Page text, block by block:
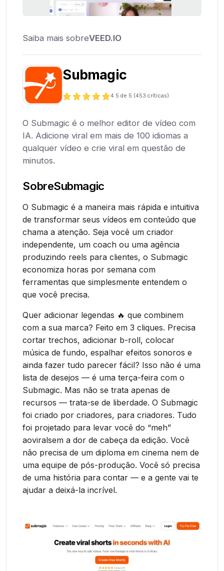
Saiba mais sobreVEED.IO
Submagic
4.5 de 5 (453 críticas)
O Submagic é o melhor editor de vídeo com
IA. Adicione viral em mais de 100 idiomas a
qualquer vídeo e crie viral em questão de
minutos.
SobreSubmagic
O Submagic é a maneira mais rápida e intuitiva
de transformar seus vídeos em conteúdo que
chama a atenção. Seja você um criador
independente, um coach ou uma agência
produzindo reels para clientes, o Submagic
economiza horas por semana com
ferramentas que simplesmente entendem o
que você precisa.
Quer adicionar legendas 🔥 que combinem
com a sua marca? Feito em 3 cliques. Precisa
cortar trechos, adicionar b-roll, colocar
música de fundo, espalhar efeitos sonoros e
ainda fazer tudo parecer fácil? Isso não é uma
lista de desejos — é uma terça-feira com o
Submagic. Mas não se trata apenas de
recursos — trata-se de liberdade. O Submagic
foi criado por criadores, para criadores. Tudo
foi projetado para levar você do “meh”
aoviralsem a dor de cabeça da edição. Você
não precisa de um diploma em cinema nem de
uma equipe de pós-produção. Você só precisa
de uma história para contar — e a gente vai te
ajudar a deixá-la incrível.